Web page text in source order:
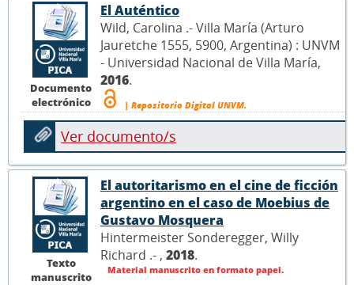
Documento
electrónico
El Auténtico
Wild, Carolina .- Villa María (Arturo
Jauretche 1555, 5900, Argentina) : UNVM
- Universidad Nacional de Villa María,
2016.
| Repositorio Digital UNVM.
Ver documento/s
Texto
manuscrito
El autoritarismo en el cine de ficción
argentino en el caso de Moebius de
Gustavo Mosquera
Hintermeister Sonderegger, Willy
Richard .- , 2018.
Material manuscrito en formato papel.